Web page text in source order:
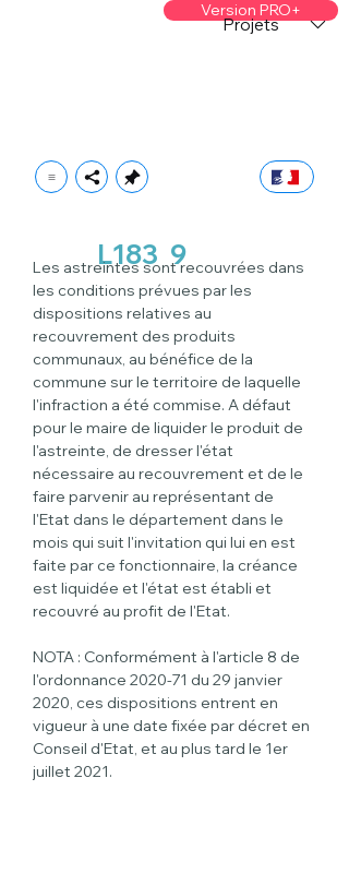
Version PRO+
Projets
L183 9
Les astreintes sont recouvrées dans
les conditions prévues par les
dispositions relatives au
recouvrement des produits
communaux, au bénéfice de la
commune sur le territoire de laquelle
l'infraction a été commise. A défaut
pour le maire de liquider le produit de
l'astreinte, de dresser l'état
nécessaire au recouvrement et de le
faire parvenir au représentant de
l'Etat dans le département dans le
mois qui suit l'invitation qui lui en est
faite par ce fonctionnaire, la créance
est liquidée et l'état est établi et
recouvré au profit de l'Etat.
NOTA : Conformément à l'article 8 de
l'ordonnance 2020-71 du 29 janvier
2020, ces dispositions entrent en
vigueur à une date fixée par décret en
Conseil d'Etat, et au plus tard le 1er
juillet 2021.